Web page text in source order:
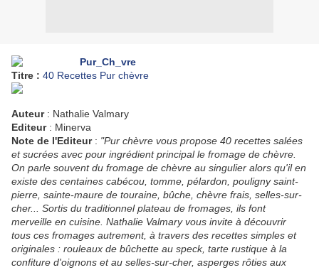
Titre : 40 Recettes Pur chèvre
Auteur: Nathalie Valmary
Editeur: Minerva
Note de l'Editeur: "Pur chèvre vous propose 40 recettes salées
et sucrées avec pour ingrédient principal le fromage de chèvre.
On parle souvent du fromage de chèvre au singulier alors qu'il en
existe des centaines cabécou, tomme, pélardon, pouligny saint-
pierre, sainte-maure de touraine, bûche, chèvre frais, selles-sur-
cher... Sortis du traditionnel plateau de fromages, ils font
merveille en cuisine. Nathalie Valmary vous invite à découvrir
tous ces fromages autrement, à travers des recettes simples et
originales : rouleaux de bûchette au speck, tarte rustique à la
confiture d'oignons et au selles-sur-cher, asperges rôties aux